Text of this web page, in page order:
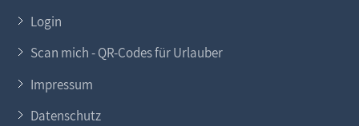
Login
Scan mich - QR-Codes für Urlauber
Impressum
Datenschutz